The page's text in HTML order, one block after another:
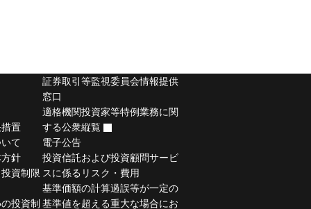
置
て
針
資制限
投資制
証券取引等監視委員会情報提供
窓口
適格機関投資家等特例業務に関
する公衆縦覧
電子公告
投資信託および投資顧問サービ
スに係るリスク・費用
基準価額の計算過誤等が一定の
基準値を超える重大な場合にお